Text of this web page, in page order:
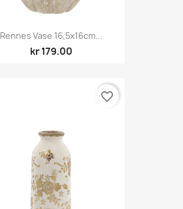
Rennes Vase 16,5x16cm...
kr 179.00
favorite_border